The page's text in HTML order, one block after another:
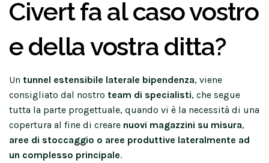
Civert fa al caso vostro
e della vostra ditta?
Un tunnel estensibile laterale bipendenza, viene
consigliato dal nostro team di specialisti, che segue
tutta la parte progettuale, quando vi è la necessità di una
copertura al fine di creare nuovi magazzini su misura,
aree di stoccaggio o aree produttive lateralmente ad
un complesso principale.